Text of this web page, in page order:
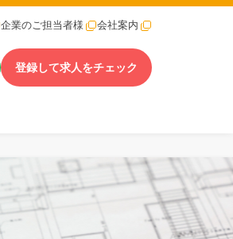
企業のご担当者様 会社案内
登録して求人をチェック